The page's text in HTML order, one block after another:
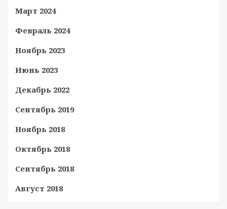
Март 2024
Февраль 2024
Ноябрь 2023
Июнь 2023
Декабрь 2022
Сентябрь 2019
Ноябрь 2018
Октябрь 2018
Сентябрь 2018
Август 2018